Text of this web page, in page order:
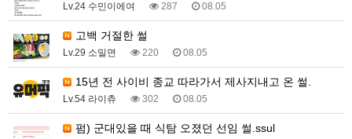
Lv.24 수민이에여 287 08.05
고백 거절한 썰
Lv.29 소밀면 220 08.05
15년 전 사이비 종교 따라가서 제사지내고 온 썰.
Lv.54 라이츄 302 08.05
펌) 군대있을 때 식탐 오졌던 선임 썰.ssul